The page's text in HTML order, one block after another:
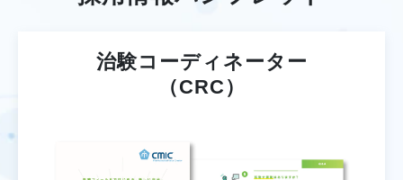
治験コーディネーター
（CRC）